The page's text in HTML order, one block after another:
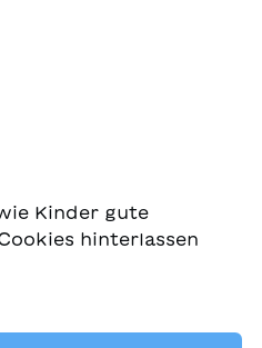
Kinder gute
hinterlassen
ernst und wollen
Kinderbücher